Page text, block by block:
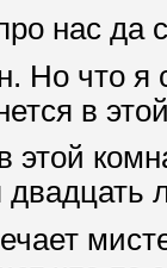
нас да
Но что я
в
этой